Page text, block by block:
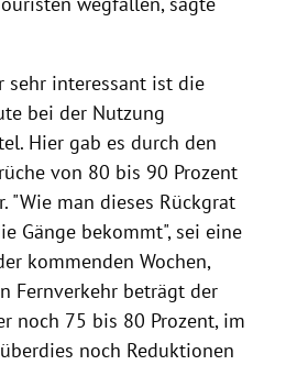
sehr interessant ist die
bei der Nutzung
Hier gab es durch den
von 80 bis 90 Prozent
"Wie man dieses Rückgrat
Gänge bekommt", sei eine
kommenden Wochen,
Fernverkehr beträgt der
noch 75 bis 80 Prozent, im
noch Reduktionen